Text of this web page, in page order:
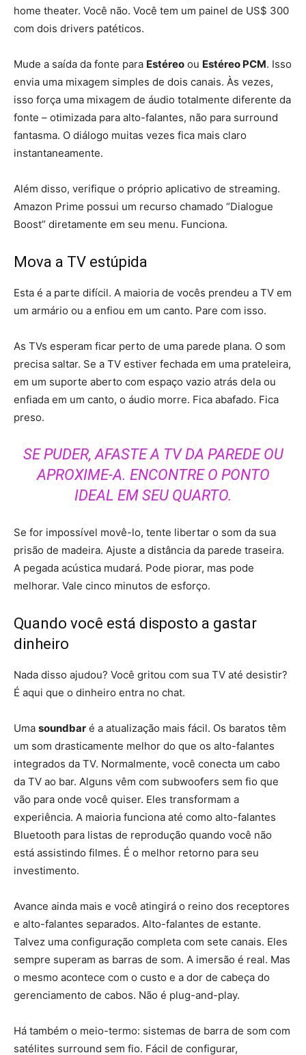
home theater. Você não. Você tem um painel de US$ 300
com dois drivers patéticos.
Mude a saída da fonte para Estéreo ou Estéreo PCM. Isso
envia uma mixagem simples de dois canais. Às vezes,
isso força uma mixagem de áudio totalmente diferente da
fonte – otimizada para alto-falantes, não para surround
fantasma. O diálogo muitas vezes fica mais claro
instantaneamente.
Além disso, verifique o próprio aplicativo de streaming.
Amazon Prime possui um recurso chamado “Dialogue
Boost” diretamente em seu menu. Funciona.
Mova a TV estúpida
Esta é a parte difícil. A maioria de vocês prendeu a TV em
um armário ou a enfiou em um canto. Pare com isso.
As TVs esperam ficar perto de uma parede plana. O som
precisa saltar. Se a TV estiver fechada em uma prateleira,
em um suporte aberto com espaço vazio atrás dela ou
enfiada em um canto, o áudio morre. Fica abafado. Fica
preso.
SE PUDER, AFASTE A TV DA PAREDE OU
APROXIME-A. ENCONTRE O PONTO
IDEAL EM SEU QUARTO.
Se for impossível movê-lo, tente libertar o som da sua
prisão de madeira. Ajuste a distância da parede traseira.
A pegada acústica mudará. Pode piorar, mas pode
melhorar. Vale cinco minutos de esforço.
Quando você está disposto a gastar
dinheiro
Nada disso ajudou? Você gritou com sua TV até desistir?
É aqui que o dinheiro entra no chat.
Uma soundbar é a atualização mais fácil. Os baratos têm
um som drasticamente melhor do que os alto-falantes
integrados da TV. Normalmente, você conecta um cabo
da TV ao bar. Alguns vêm com subwoofers sem fio que
vão para onde você quiser. Eles transformam a
experiência. A maioria funciona até como alto-falantes
Bluetooth para listas de reprodução quando você não
está assistindo filmes. É o melhor retorno para seu
investimento.
Avance ainda mais e você atingirá o reino dos receptores
e alto-falantes separados. Alto-falantes de estante.
Talvez uma configuração completa com sete canais. Eles
sempre superam as barras de som. A imersão é real. Mas
o mesmo acontece com o custo e a dor de cabeça do
gerenciamento de cabos. Não é plug-and-play.
Há também o meio-termo: sistemas de barra de som com
satélites surround sem fio. Fácil de configurar,